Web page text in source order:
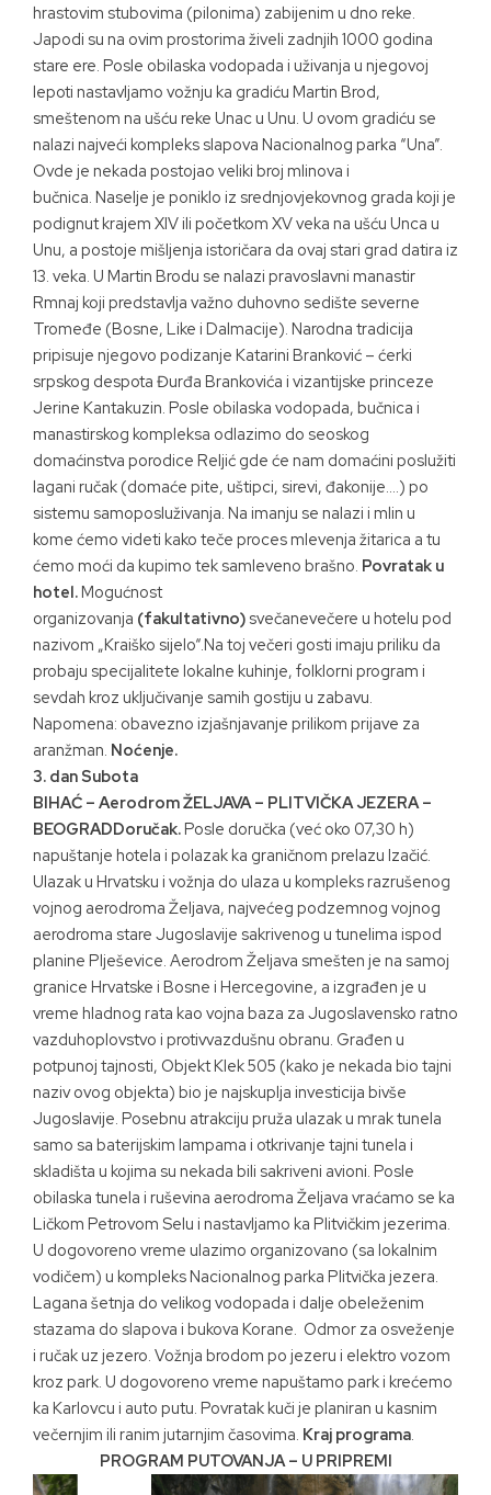
hrastovim stubovima (pilonima) zabijenim u dno reke.
Japodi su na ovim prostorima živeli zadnjih 1000 godina
stare ere. Posle obilaska vodopada i uživanja u njegovoj
lepoti nastavljamo vožnju ka gradiću Martin Brod,
smeštenom na ušću reke Unac u Unu. U ovom gradiću se
nalazi najveći kompleks slapova Nacionalnog parka “Una”.
Ovde je nekada postojao veliki broj mlinova i
bučnica. Naselje je poniklo iz srednjovjekovnog grada koji je
podignut krajem XIV ili početkom XV veka na ušću Unca u
Unu, a postoje mišljenja istoričara da ovaj stari grad datira iz
13. veka. U Martin Brodu se nalazi pravoslavni manastir
Rmnaj koji predstavlja važno duhovno sedište severne
Tromeđe (Bosne, Like i Dalmacije). Narodna tradicija
pripisuje njegovo podizanje Katarini Branković – ćerki
srpskog despota Đurđa Brankovića i vizantijske princeze
Jerine Kantakuzin. Posle obilaska vodopada, bučnica i
manastirskog kompleksa odlazimo do seoskog
domaćinstva porodice Reljić gde će nam domaćini poslužiti
lagani ručak (domaće pite, uštipci, sirevi, đakonije….) po
sistemu samoposluživanja. Na imanju se nalazi i mlin u
kome ćemo videti kako teče proces mlevenja žitarica a tu
ćemo moći da kupimo tek samleveno brašno. Povratak u
hotel.Mogućnost
organizovanja (fakultativno) svečanevečere u hotelu pod
nazivom „Kraiško sijelo“.Na toj večeri gosti imaju priliku da
probaju specijalitete lokalne kuhinje, folklorni program i
sevdah kroz uključivanje samih gostiju u zabavu.
Napomena: obavezno izjašnjavanje prilikom prijave za
aranžman. Noćenje.
3. dan Subota
BIHAĆ – Aerodrom ŽELJAVA – PLITVIČKA JEZERA –
BEOGRADDoručak.Posle doručka (već oko 07,30 h)
napuštanje hotela i polazak ka graničnom prelazu Izačić.
Ulazak u Hrvatsku i vožnja do ulaza u kompleks razrušenog
vojnog aerodroma Željava, najvećeg podzemnog vojnog
aerodroma stare Jugoslavije sakrivenog u tunelima ispod
planine Plješevice. Aerodrom Željava smešten je na samoj
granice Hrvatske i Bosne i Hercegovine, a izgrađen je u
vreme hladnog rata kao vojna baza za Jugoslavensko ratno
vazduhoplovstvo i protivvazdušnu obranu. Građen u
potpunoj tajnosti, Objekt Klek 505 (kako je nekada bio tajni
naziv ovog objekta) bio je najskuplja investicija bivše
Jugoslavije. Posebnu atrakciju pruža ulazak u mrak tunela
samo sa baterijskim lampama i otkrivanje tajni tunela i
skladišta u kojima su nekada bili sakriveni avioni. Posle
obilaska tunela i ruševina aerodroma Željava vraćamo se ka
Ličkom Petrovom Selu i nastavljamo ka Plitvičkim jezerima.
U dogovoreno vreme ulazimo organizovano (sa lokalnim
vodičem) u kompleks Nacionalnog parka Plitvička jezera.
Lagana šetnja do velikog vodopada i dalje obeleženim
stazama do slapova i bukova Korane. Odmor za osveženje
i ručak uz jezero. Vožnja brodom po jezeru i elektro vozom
kroz park. U dogovoreno vreme napuštamo park i krećemo
ka Karlovcu i auto putu. Povratak kuči je planiran u kasnim
večernjim ili ranim jutarnjim časovima. Kraj programa
PROGRAM PUTOVANJA – U PRIPREMI